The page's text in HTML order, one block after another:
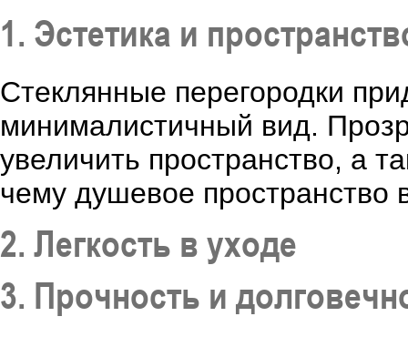
1. Эстетика и
Стеклянные перегородки
минималистичный вид.
увеличить пространство, а
чему душевое
2. Легкость в уходе
3. Прочность и